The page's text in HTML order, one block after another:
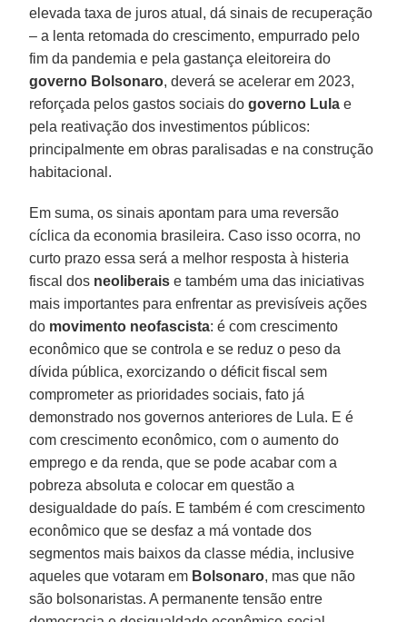
elevada taxa de juros atual, dá sinais de recuperação
– a lenta retomada do crescimento, empurrado pelo
fim da pandemia e pela gastança eleitoreira do
governo Bolsonaro, deverá se acelerar em 2023,
reforçada pelos gastos sociais dogoverno Lula e
pela reativação dos investimentos públicos:
principalmente em obras paralisadas e na construção
habitacional.
Em suma, os sinais apontam para uma reversão
cíclica da economia brasileira. Caso isso ocorra, no
curto prazo essa será a melhor resposta à histeria
fiscal dos neoliberais e também uma das iniciativas
mais importantes para enfrentar as previsíveis ações
do movimento neofascista: é com crescimento
econômico que se controla e se reduz o peso da
dívida pública, exorcizando o déficit fiscal sem
comprometer as prioridades sociais, fato já
demonstrado nos governos anteriores de Lula. E é
com crescimento econômico, com o aumento do
emprego e da renda, que se pode acabar com a
pobreza absoluta e colocar em questão a
desigualdade do país. E também é com crescimento
econômico que se desfaz a má vontade dos
segmentos mais baixos da classe média, inclusive
aqueles que votaram em Bolsonaro, mas que não
são bolsonaristas. A permanente tensão entre